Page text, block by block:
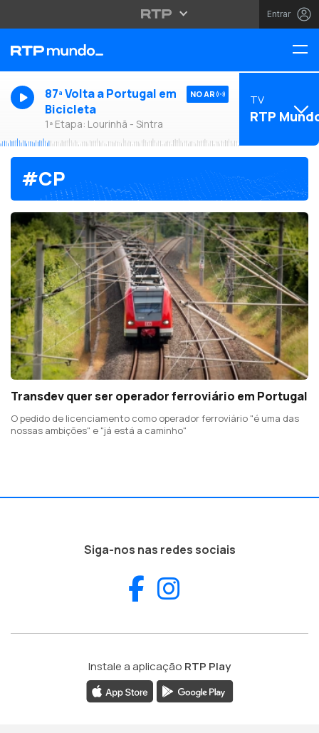
Entrar
87ª Volta a Portugal em
Bicicleta
1ª Etapa: Lourinhã - Sintra
NO AR TV
RTP
#CP
Transdev quer ser operador ferroviário em Portugal
O pedido de licenciamento como operador ferroviário "é uma das
nossas ambições" e "já está a caminho"
Siga-nos nas redes sociais
Facebook
Instale a aplicação RTP Play